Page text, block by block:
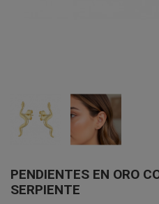
PENDIENTES EN ORO
SERPIENTE